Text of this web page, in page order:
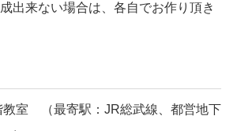
出来ない場合は、各自でお作り頂き
教室 （最寄駅：JR総武線、都営地下